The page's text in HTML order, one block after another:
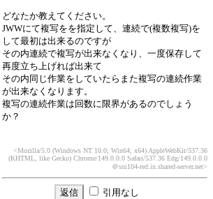
どなたか教えてください。
JWWにて複写をを指定して、連続で(複数複写)を
して最初は出来るのですが
その内連続で複写が出来なくなり、一度保存して
再度立ち上げれば出来て
その内同じ作業をしていたらまた複写の連続作業
が出来なくなります。
複写の連続作業は回数に限界があるのでしょう
か？
<Mozilla/5.0 (Windows NT 10.0; Win64; x64) AppleWebKit/537.36
(KHTML, like Gecko) Chrome/149.0.0.0 Safari/537.36 Edg/149.0.0.0
＠sni104-red.in.shared-server.net>
引用なし